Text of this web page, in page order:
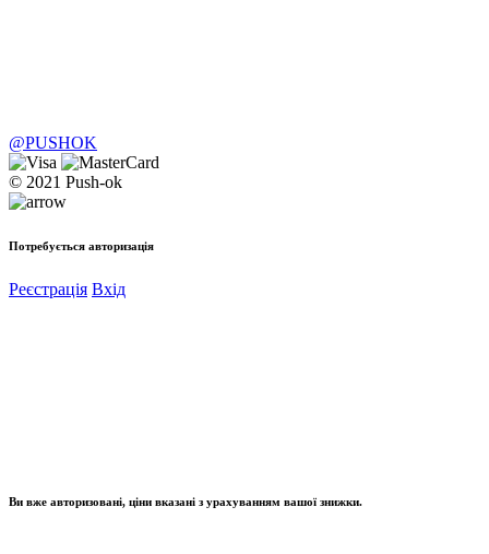
@PUSHOK
© 2021 Push-ok
Потребується авторизація
Реєстрація Вхід
Ви вже авторизовані, ціни вказані з урахуванням вашої знижки.